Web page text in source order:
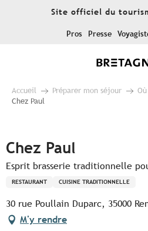
Site officiel du
Pros Presse
Accueil Préparer mon séjour
Chez Paul
Chez Paul
Esprit brasserie traditionnelle
RESTAURANT CUISINE TRADITIONNELLE
30 rue Poullain Duparc, 35000
M'y rendre